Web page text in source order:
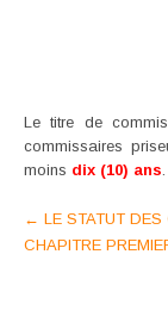
Le titre de
commissaires
moins dix (10) ans
Post
navigation
← LE STATUT
CHAPITRE